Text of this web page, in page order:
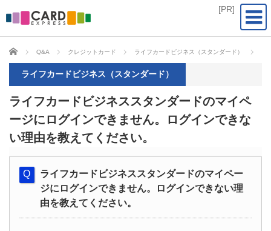
CARD EXPRESS
Q&A クレジットカード ライフカードビジネス（スタンダード）
ライフカードビジネス（スタンダード）
ライフカードビジネススタンダードのマイペ
ージにログインできません。ログインできな
い理由を教えてください。
ライフカードビジネススタンダードのマイペー
ジにログインできません。ログインできない理
由を教えてください。